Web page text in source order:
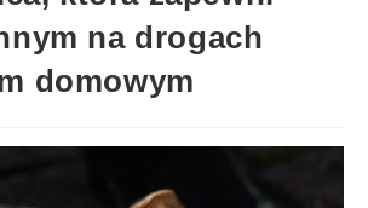
na drogach
domowym